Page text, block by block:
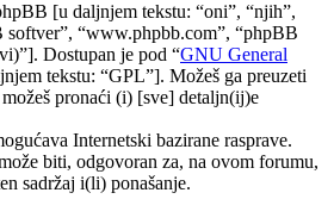
[u daljnjem tekstu: “oni”, “njih”,
softver”, “www.phpbb.com”, “phpBB
Dostupan je pod “GNU General
tekstu: “GPL”]. Možeš ga preuzeti
pronaći (i) [sve] detaljn(ij)e
Internetski bazirane rasprave.
biti, odgovoran za, na ovom forumu,
sadržaj i(li) ponašanje.